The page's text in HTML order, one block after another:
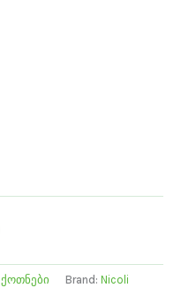
ქოთნები Brand: Nicoli